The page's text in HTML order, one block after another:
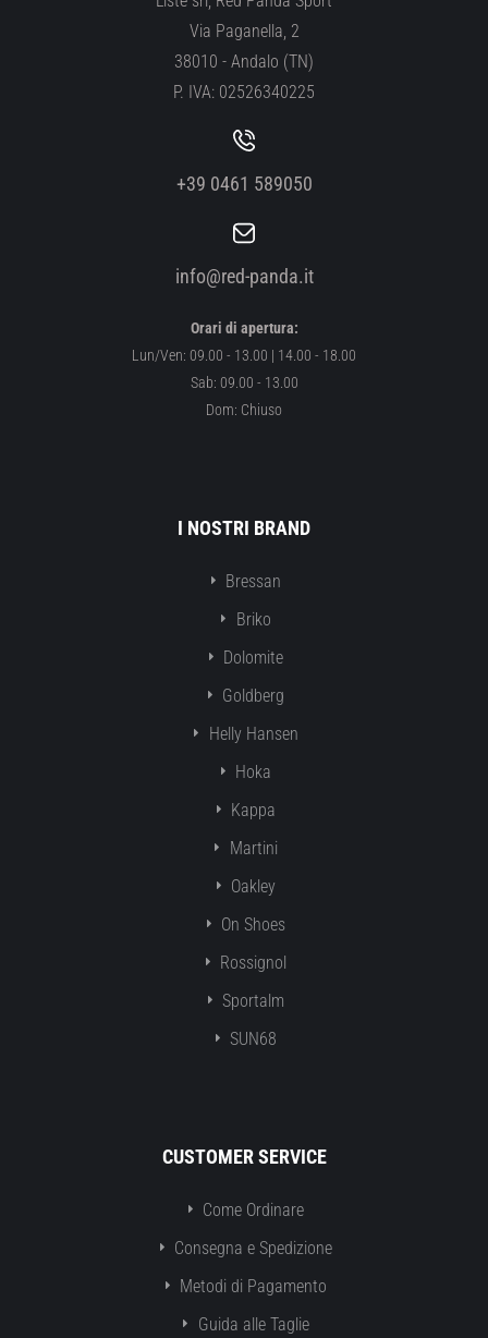
Via Paganella, 2
38010 - Andalo (TN)
P. IVA: 02526340225
+39 0461 589050
info@red-panda.it
Orari di apertura:
Lun/Ven: 09.00 - 13.00 | 14.00 - 18.00
Sab: 09.00 - 13.00
Dom: Chiuso
I NOSTRI BRAND
Bressan
Briko
Dolomite
Goldberg
Helly Hansen
Hoka
Kappa
Martini
Oakley
On Shoes
Rossignol
Sportalm
SUN68
CUSTOMER SERVICE
Come Ordinare
Consegna e Spedizione
Metodi di Pagamento
Guida alle Taglie